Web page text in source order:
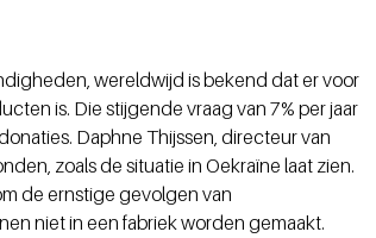
wereldwijd is bekend dat er voor
is. Die stijgende vraag van 7% per jaar
Daphne Thijssen, directeur van
zoals de situatie in Oekraïne laat zien.
de ernstige gevolgen van
niet in een fabriek worden gemaakt.